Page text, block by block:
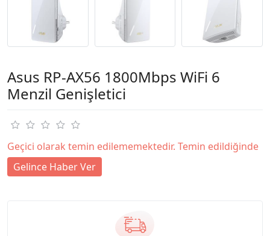
Asus RP-AX56 1800Mbps WiFi 6
Menzil Genişletici
Geçici olarak temin edilememektedir. Temin edildiğinde
Gelince Haber Ver